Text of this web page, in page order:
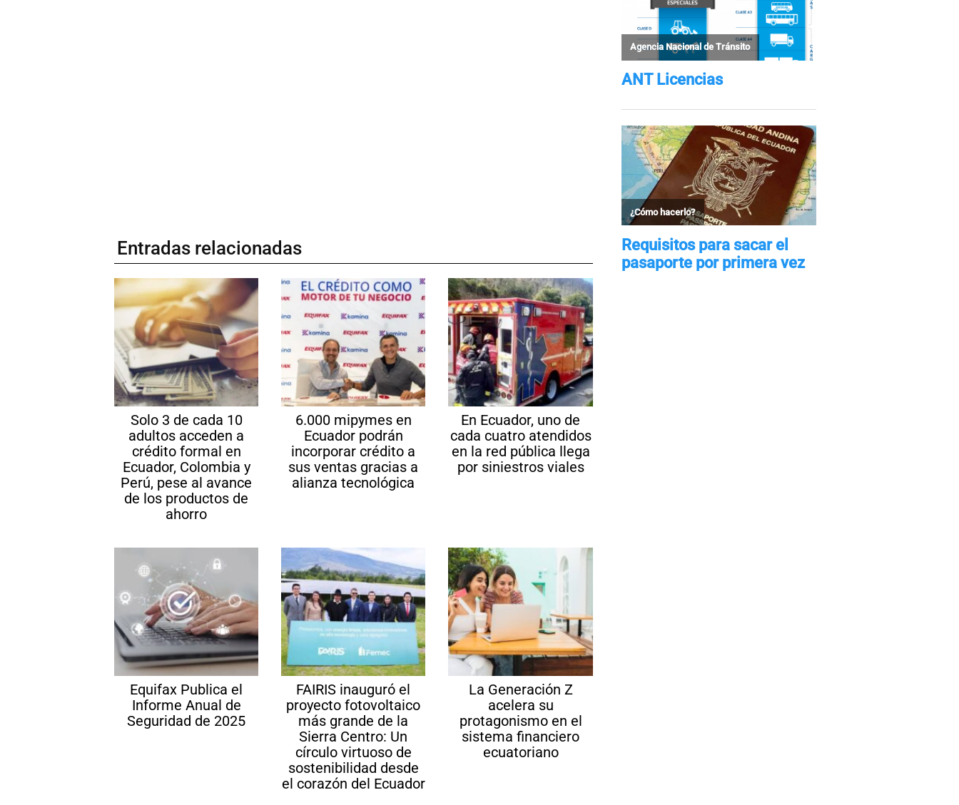
Entradas relacionadas
Solo 3 de cada 10
adultos acceden a
crédito formal en
Ecuador, Colombia y
Perú, pese al avance
de los productos de
ahorro
6.000 mipymes en
Ecuador podrán
incorporar crédito a
sus ventas gracias a
alianza tecnológica
En Ecuador, uno de
cada cuatro atendidos
en la red pública llega
por siniestros viales
Equifax Publica el
Informe Anual de
Seguridad de 2025
FAIRIS inauguró el
proyecto fotovoltaico
más grande de la
Sierra Centro: Un
círculo virtuoso de
sostenibilidad desde
el corazón del Ecuador
La Generación Z
acelera su
protagonismo en el
sistema financiero
ecuatoriano